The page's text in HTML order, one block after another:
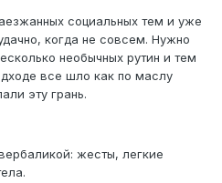
социальных тем и уже
когда не совсем. Нужно
необычных рутин и тем
все шло как по маслу
эту грань.
жесты, легкие